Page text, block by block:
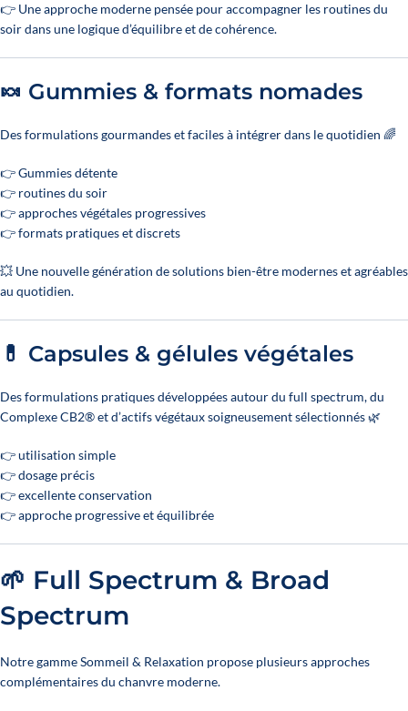
👉 Une approche moderne pensée pour accompagner les routines du
soir dans une logique d’équilibre et de cohérence.
🍬 Gummies & formats nomades
Des formulations gourmandes et faciles à intégrer dans le quotidien 🌈
👉 Gummies détente
👉 routines du soir
👉 approches végétales progressives
👉 formats pratiques et discrets
💥 Une nouvelle génération de solutions bien-être modernes et agréables
au quotidien.
💊 Capsules & gélules végétales
Des formulations pratiques développées autour du full spectrum, du
Complexe CB2® et d’actifs végétaux soigneusement sélectionnés 🌿
👉 utilisation simple
👉 dosage précis
👉 excellente conservation
👉 approche progressive et équilibrée
🌱 Full Spectrum & Broad
Spectrum
Notre gamme Sommeil & Relaxation propose plusieurs approches
complémentaires du chanvre moderne.